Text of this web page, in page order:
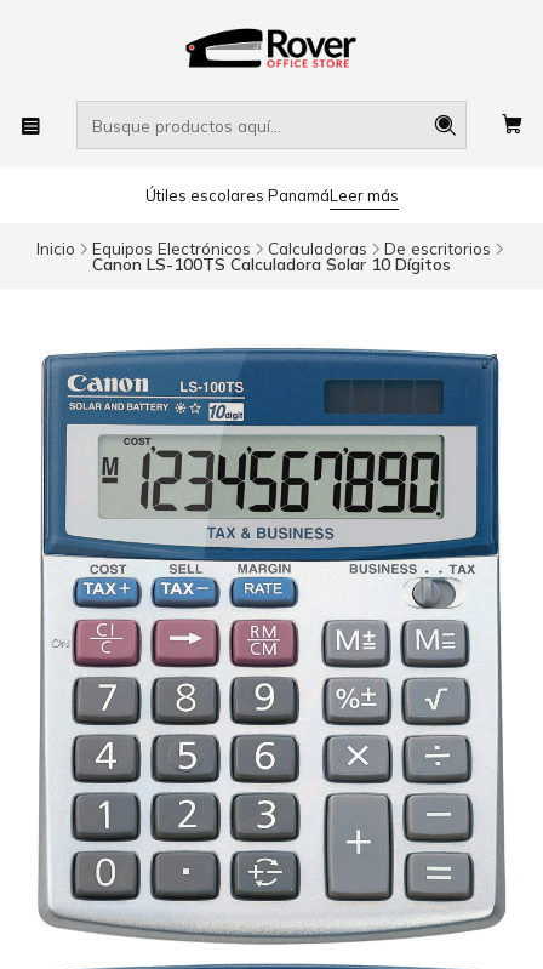
Útiles escolares PanamáLeer más
Inicio Equipos Electrónicos Calculadoras De escritorios
Canon LS-100TS Calculadora Solar 10 Dígitos